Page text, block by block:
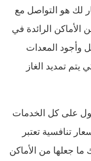
لك هو التواصل مع
الأماكن الرائدة في
وأجود المعدات
يتم تمديد الغاز
على كل الخدمات
تنافسية تعتبر
جعلها من الأماكن